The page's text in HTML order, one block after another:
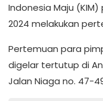
Indonesia Maju
2024 melakukan
Pertemuan para
digelar tertutup di
Jalan Niaga no. 47-